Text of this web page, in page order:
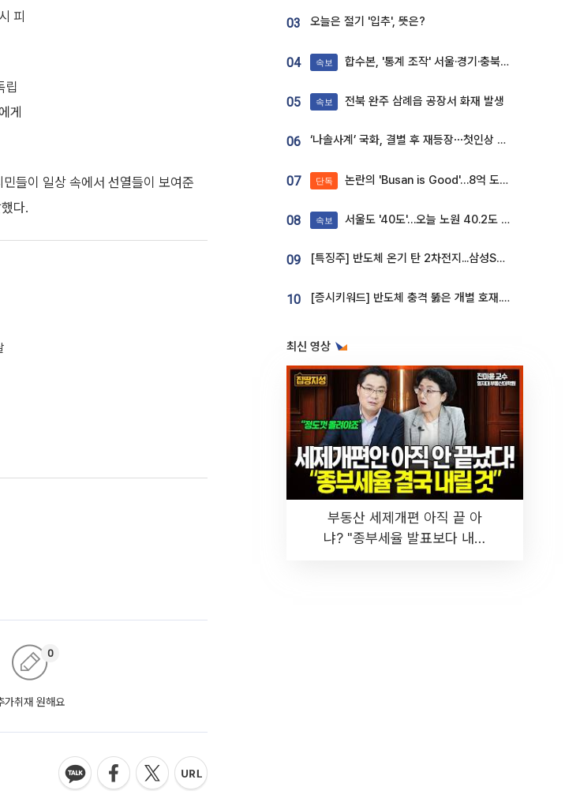
피
립
게
들이 일상 속에서 선열들이 보여준
다.
가취재 원해요
0
03 오늘은 절기 '입추', 뜻은?
04 속보 합수본, '통계 조작' 서울·경기·충북 선관위 등 추가 압수수색
05 속보 전북 완주 삼례읍 공장서 화재 발생
06 ‘나솔사계’ 국화, 결별 후 재등장⋯첫인상 투표 휩쓸고 ‘인기녀’ 등극
07 단독 논란의 'Busan is Good'…8억 도시브랜드, 용산 대통령실 CI 업체가 수행
08 속보 서울도 '40도'…오늘 노원 40.2도 기록
09 [특징주] 반도체 온기 탄 2차전지...삼성SDI, 장 초반 7% 넘게 껑충
10 [증시키워드] 반도체 충격 뚫은 개별 호재...포스코퓨처엠·에코프로·한화솔루션 '눈길'
최신 영상
부동산 세제개편 아직 끝 아
냐? "종부세율 발표보다 내릴